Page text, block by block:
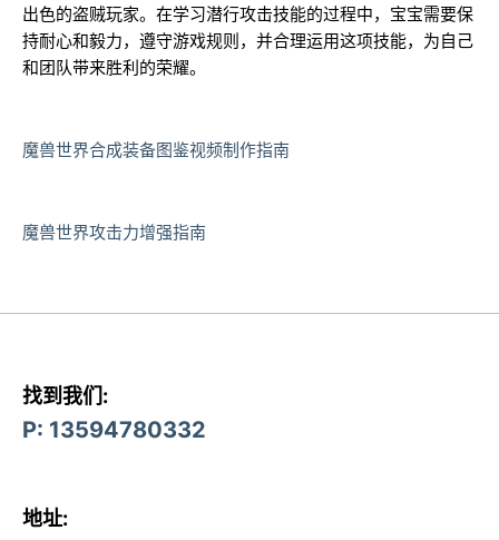
出色的盗贼玩家。在学习潜行攻击技能的过程中，宝宝需要保
持耐心和毅力，遵守游戏规则，并合理运用这项技能，为自己
和团队带来胜利的荣耀。
魔兽世界合成装备图鉴视频制作指南
魔兽世界攻击力增强指南
找到我们:
P: 13594780332
地址: